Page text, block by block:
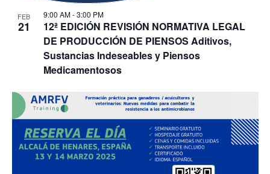
FEB
21
9:00 AM-3:00 PM
12ª EDICIÓN REVISIÓN NORMATIVA LEGAL
DE PRODUCCIÓN DE PIENSOS Aditivos,
Sustancias Indeseables y Piensos
Medicamentosos